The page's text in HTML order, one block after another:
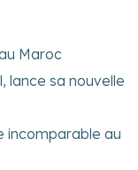
Maroc
lance sa nouvelle
incomparable au